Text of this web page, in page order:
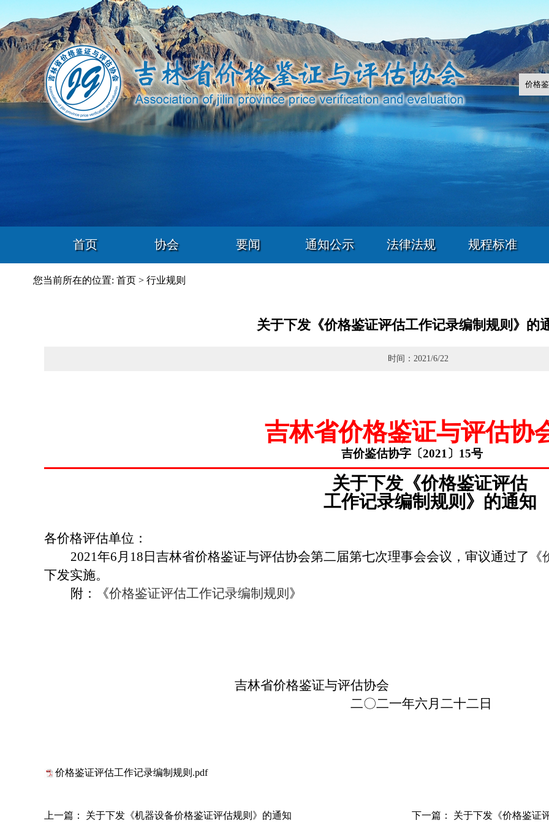
首页 协会 要闻 通知公示 法律法规 规程标准
您当前所在的位置: 首页 > 行业规则
关于下发《价格鉴证评估工作记录编制规则》的
时间：2021/6/22
吉林省价格鉴证与评估协
吉价鉴估协字〔2021 〕 15号
关于下发《价格鉴证评估
工作记录编制规则》的通知
各价格评估单位：
2021年6月18日吉林省价格鉴证与评估协会第二届第七次理事会会议，审议通过了《
下发实施。
附：《价格鉴证评估工作记录编制 规则 》
吉林省价格鉴证与评估协会
二〇二一年六月二十二日
价格鉴证评估工作记录编制规则.pdf
上一篇： 关于下发《机器设备价格鉴证评估规则》的通知 下一篇： 关于下发《价格鉴证